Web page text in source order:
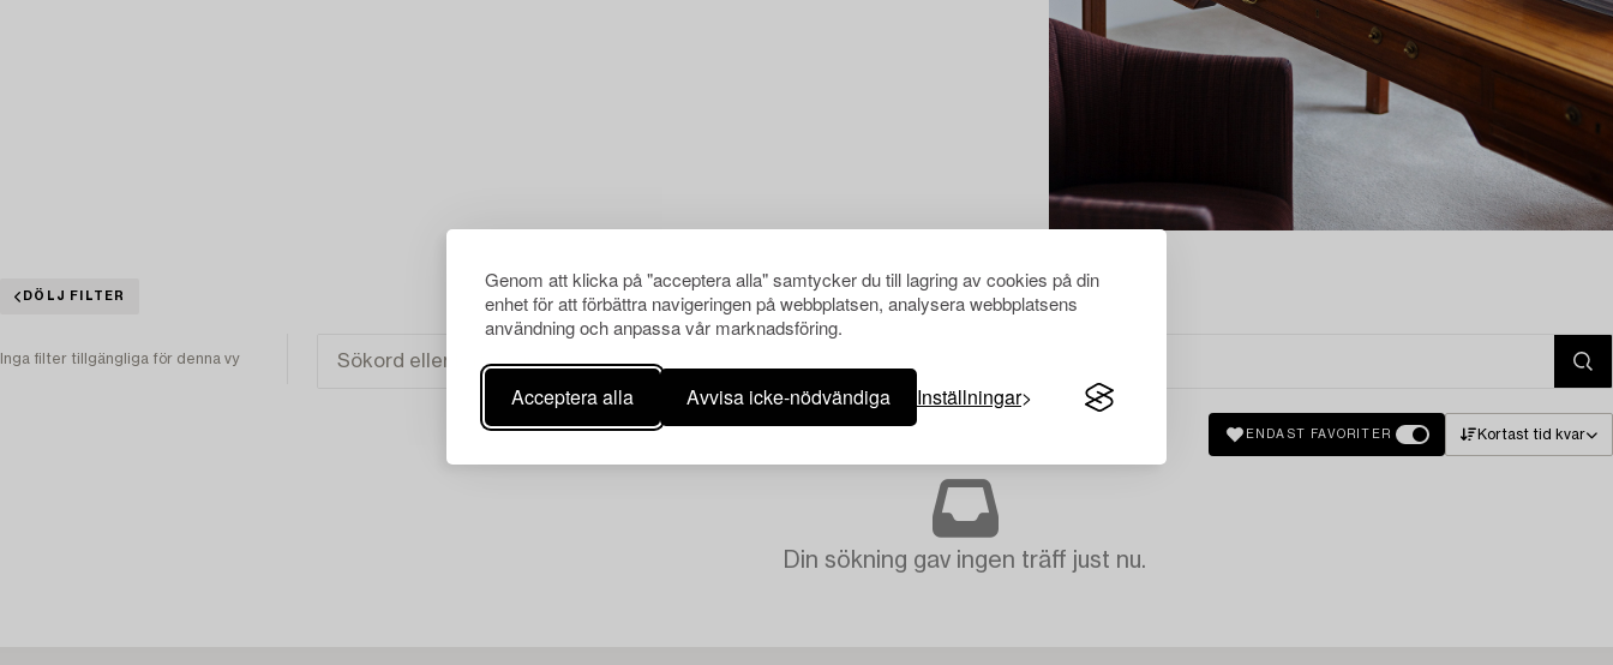
Genom att klicka på "acceptera alla" samtycker du till lagring av cookies på din
enhet för att förbättra navigeringen på webbplatsen, analysera webbplatsens
användning och anpassa vår marknadsföring.
Acceptera alla Avvisa icke-nödvändiga Inställningar
DÖLJ FILTER
Inga filter tillgängliga för denna vy
ENDAST FAVORITER Kortast tid kvar
Din sökning gav ingen träff just nu.